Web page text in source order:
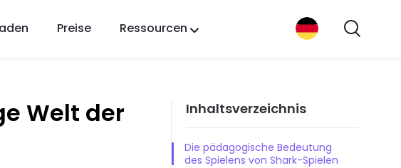
Preise Ressourcen
Welt der
Inhaltsverzeichnis
Die pädagogische Bedeutung
des Spielens von Shark-Spielen